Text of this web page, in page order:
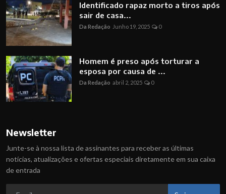
Identificado rapaz morto a tiros após
sair de casa...
Da Redação Junho 19, 2025 0
Homem é preso após torturar a
esposa por causa de ...
Da Redação abril 2, 2025 0
Newsletter
Junte-se à nossa lista de assinantes para receber as últimas
notícias, atualizações e ofertas especiais diretamente em sua caixa
de entrada